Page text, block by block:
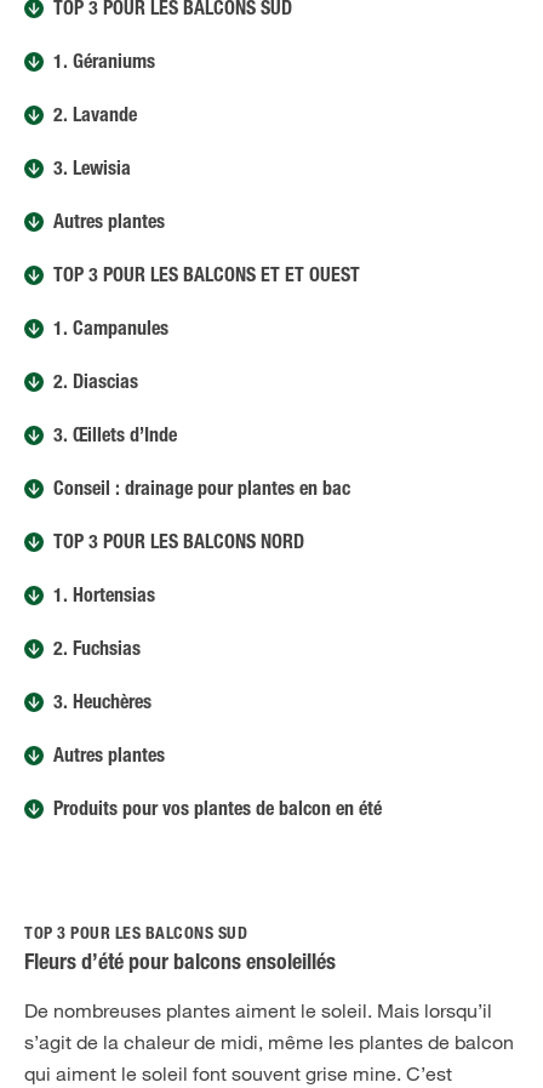
TOP 3 POUR LES BALCONS SUD
1. Géraniums
2. Lavande
3. Lewisia
Autres plantes
TOP 3 POUR LES BALCONS ET ET OUEST
1. Campanules
2. Diascias
3. Œillets d’Inde
Conseil : drainage pour plantes en bac
TOP 3 POUR LES BALCONS NORD
1. Hortensias
2. Fuchsias
3. Heuchères
Autres plantes
Produits pour vos plantes de balcon en été
TOP 3 POUR LES BALCONS SUD
Fleurs d’été pour balcons ensoleillés
De nombreuses plantes aiment le soleil. Mais lorsqu’il
s’agit de la chaleur de midi, même les plantes de balcon
qui aiment le soleil font souvent grise mine. C’est